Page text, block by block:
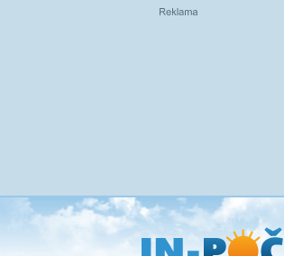
Přejít
na
hlavní
obsah